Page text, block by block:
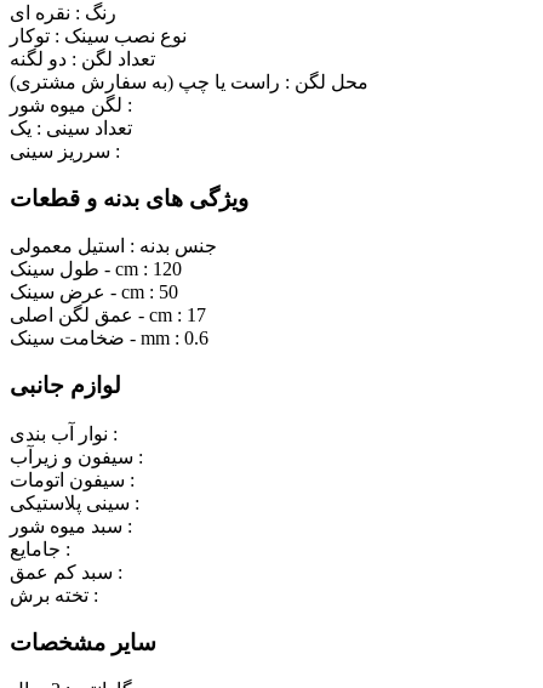
رنگ : نقره ای
نوع نصب سینک : توکار
تعداد لگن : دو لگنه
محل لگن : راست یا چپ (به سفارش مشتری)
لگن میوه شور :
تعداد سینی : یک
سرریز سینی :
ویژگی های بدنه و قطعات
جنس بدنه : استیل معمولی
طول سینک - cm : 120
عرض سینک - cm : 50
عمق لگن اصلی - cm : 17
ضخامت سینک - mm : 0.6
لوازم جانبی
نوار آب بندی :
سیفون و زیرآب :
سیفون اتومات :
سینی پلاستیکی :
سبد میوه شور :
جامایع :
سبد کم عمق :
تخته برش :
سایر مشخصات